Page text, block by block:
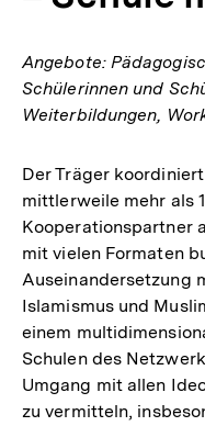
Angebote:
Schülerinnen und
Weiterbildungen,
Der Träger
mittlerweile mehr als
Kooperationspartner
mit vielen Formaten
Auseinandersetzung
Islamismus und
einem
Schulen des
Umgang mit allen
zu vermitteln,